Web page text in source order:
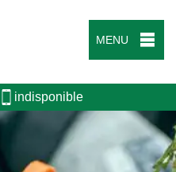
MENU
indisponible